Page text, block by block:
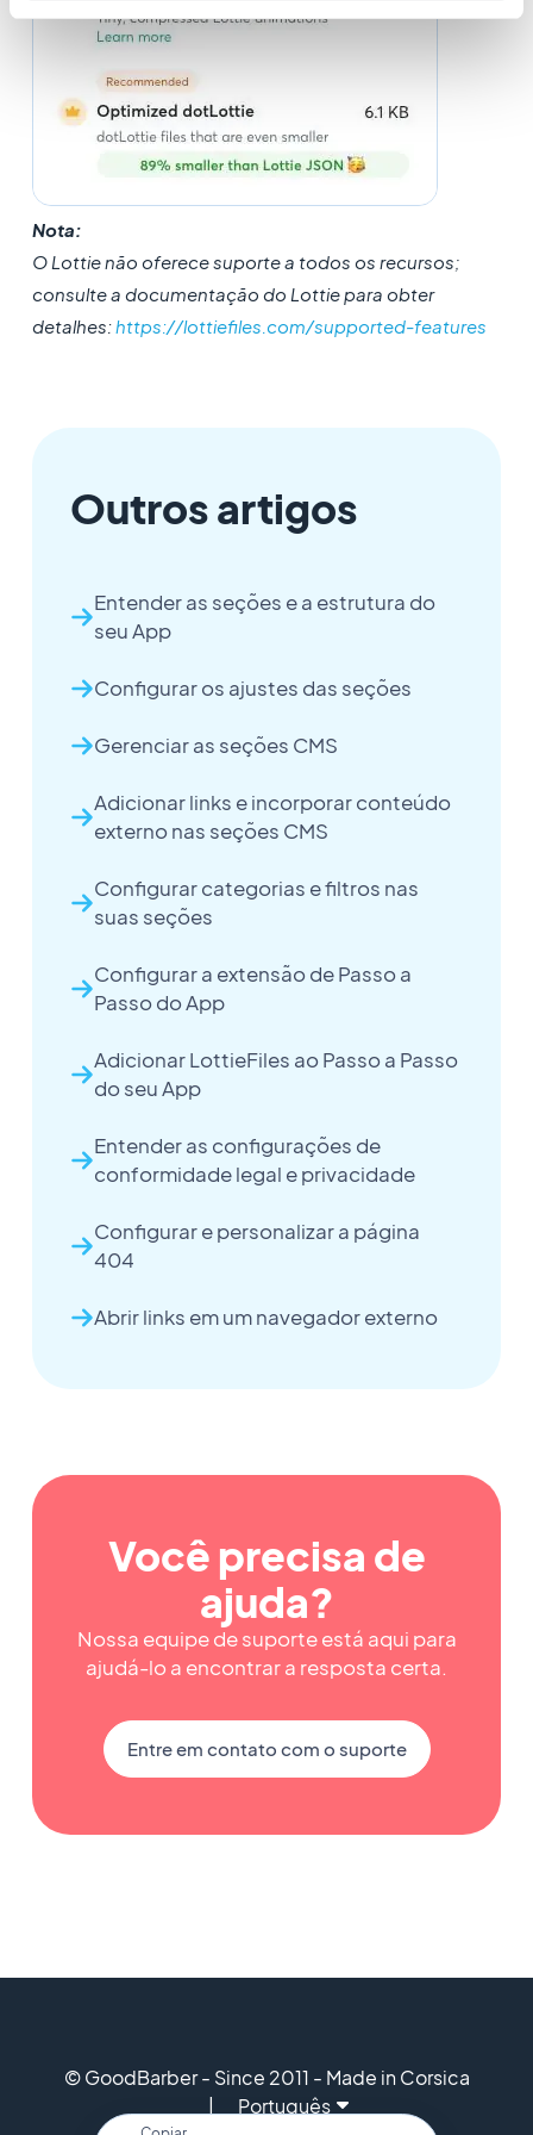
Nota:
O Lottie não oferece suporte a todos os recursos;
consulte a documentação do Lottie para obter
detalhes:https://lottiefiles.com/supported-features
Outros artigos
Entender as seções e a estrutura do
seu App
Configurar os ajustes das seções
Gerenciar as seções CMS
Adicionar links e incorporar conteúdo
externo nas seções CMS
Configurar categorias e filtros nas
suas seções
Configurar a extensão de Passo a
Passo do App
Adicionar LottieFiles ao Passo a Passo
do seu App
Entender as configurações de
conformidade legal e privacidade
Configurar e personalizar a página
404
Abrir links em um navegador externo
Você precisa de
ajuda?
Nossa equipe de suporte está aqui para
ajudá-lo a encontrar a resposta certa.
Entre em contato com o suporte
© GoodBarber - Since 2011 - Made in Corsica
Português